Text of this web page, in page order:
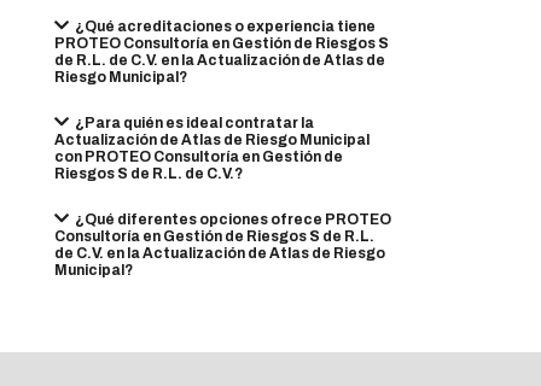
¿Qué acreditaciones o experiencia tiene
PROTEO Consultoría en Gestión de Riesgos S
de R.L. de C.V. en la Actualización de Atlas de
Riesgo Municipal?
¿Para quién es ideal contratar la
Actualización de Atlas de Riesgo Municipal
con PROTEO Consultoría en Gestión de
Riesgos S de R.L. de C.V.?
¿Qué diferentes opciones ofrece PROTEO
Consultoría en Gestión de Riesgos S de R.L.
de C.V. en la Actualización de Atlas de Riesgo
Municipal?